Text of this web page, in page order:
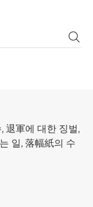
退軍에 대한 징벌,
일, 落幅紙의 수